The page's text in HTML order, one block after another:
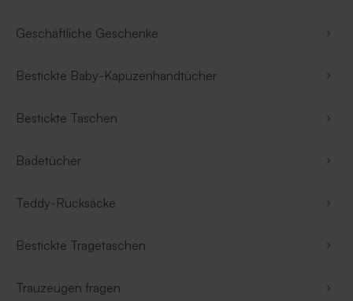
Geschäftliche Geschenke
Bestickte Baby-Kapuzenhandtücher
Bestickte Taschen
Badetücher
Teddy-Rucksäcke
Bestickte Tragetaschen
Trauzeugen fragen